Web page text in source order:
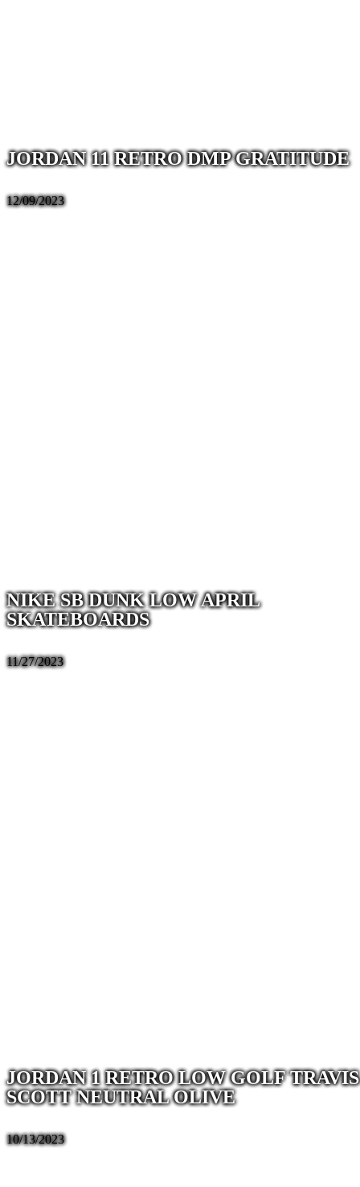
JORDAN 11 RETRO DMP GRATITUDE
12/09/2023
NIKE SB DUNK LOW APRIL
SKATEBOARDS
11/27/2023
JORDAN 1 RETRO LOW GOLF TRAVIS
SCOTT NEUTRAL OLIVE
10/13/2023